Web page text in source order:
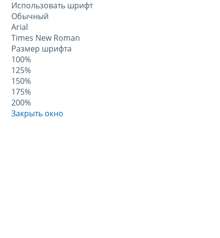
Использовать шрифт
Обычный
Arial
Times New Roman
Размер шрифта
100%
125%
150%
175%
200%
Закрыть окно